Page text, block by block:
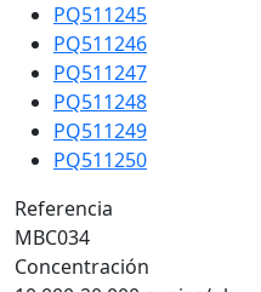
PQ511245
PQ511246
PQ511247
PQ511248
PQ511249
PQ511250
Referencia
MBC034
Concentración